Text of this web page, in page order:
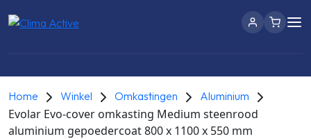
Home Winkel Omkastingen Aluminium
Evolar Evo-cover omkasting Medium steenrood
aluminium gepoedercoat 800 x 1100 x 550 mm